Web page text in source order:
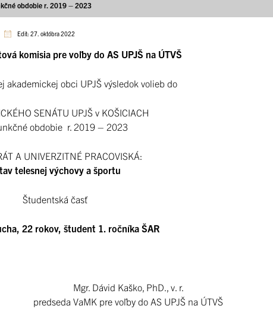
obdobie r. 2019 – 2023
Edit: 27. októbra 2022
komisia pre voľby do AS UPJŠ na ÚTVŠ
akademickej obci UPJŠ výsledok volieb do
SENÁTU UPJŠ v KOŠICIACH
obdobie r. 2019 – 2023
A UNIVERZITNÉ PRACOVISKÁ:
telesnej výchovy a športu
Študentská časť
22 rokov, študent 1. ročníka ŠAR
Mgr. Dávid Kaško, PhD., v. r.
predseda VaMK pre voľby do AS UPJŠ na ÚTVŠ